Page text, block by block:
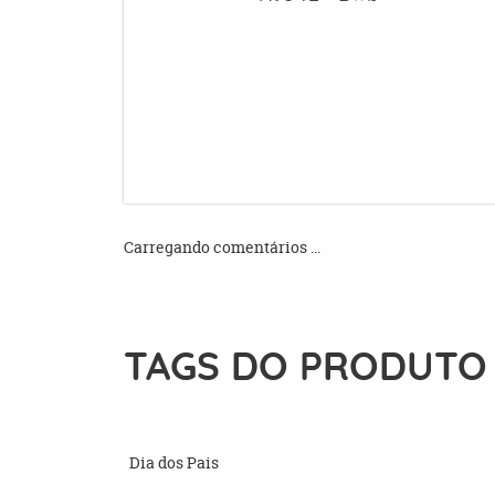
Carregando comentários ...
TAGS DO PRODUTO
Dia dos Pais